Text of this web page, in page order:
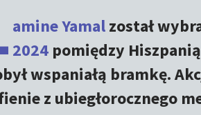
amine Yamalzostał
2024pomiędzy
wspaniałą bramkę.
z ubiegłorocznego